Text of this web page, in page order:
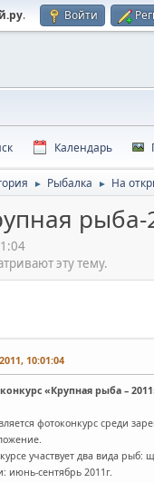
. Войти
Календарь
► Рыбалка ► На
рыба-
эту тему.
10:01:04
«Крупная рыба – 2011
фотоконкурс среди
участвует два вида
июнь-сентябрь 2011г.